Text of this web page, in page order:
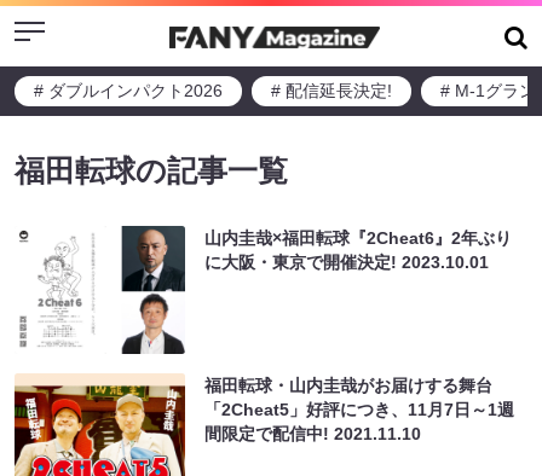
Menu
# ダブルインパクト2026 # 配信延長決定! # M-1グラン
福田転球の記事一覧
山内圭哉×福田転球『2Cheat6』2年ぶり
に大阪・東京で開催決定!2023.10.01
福田転球・山内圭哉がお届けする舞台
「2Cheat5」好評につき、11月7日～1週
間限定で配信中!2021.11.10